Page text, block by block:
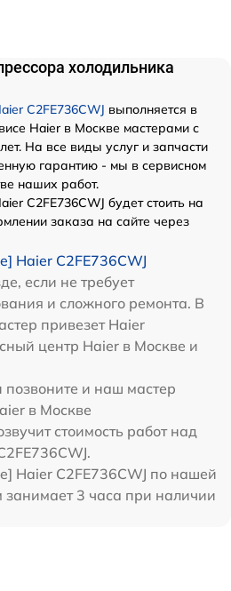
холодильника
C2FE736CWJ выполняется в
Haier в Москве мастерами с
На все виды услуг и запчасти
гарантию - мы в сервисном
наших работ.
C2FE736CWJ будет стоить на
заказа на сайте через
Haier C2FE736CWJ
если не требует
и сложного ремонта. В
привезет Haier
центр Haier в Москве и
и наш мастер
в Москве
стоимость работ над
Haier C2FE736CWJ по нашей
занимает 3 часа при наличии